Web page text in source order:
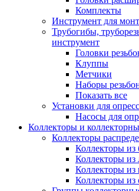
Комплекты
Инструмент для
Трубогибы,
инструмент
Головки
Клуппы
Метчики
Наборы
Показать все
Установки для
Насосы для
Коллекторы и
Коллекторы
Коллекторы из
Коллекторы из
Коллекторы
Коллекторы из